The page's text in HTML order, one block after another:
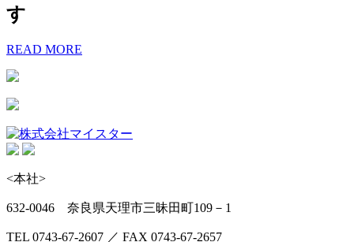
す
READ MORE
<本社>
632-0046 奈良県天理市三昧田町109－1
TEL 0743-67-2607 ／ FAX 0743-67-2657